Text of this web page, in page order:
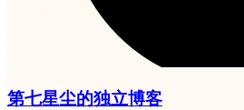
第七星尘的独立博客